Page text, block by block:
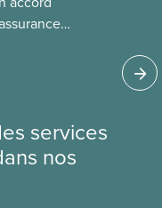
services
nos